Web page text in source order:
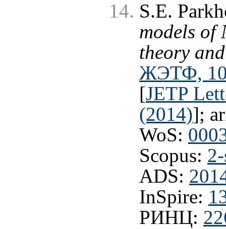
S.E.
models of
theory
ЖЭТФ,
[JETP
(2014)];
WoS:
Scopus:
ADS:
InSpire:
РИНЦ: